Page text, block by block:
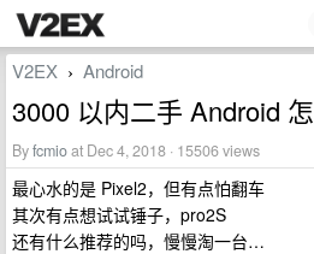
V2EX › Android
3000 以内二手 Android
Byfcmioat Dec 4, 2018 · 15506 views
最心水的是 Pixel2，但有点怕翻车
其次有点想试试锤子，pro2S
还有什么推荐的吗，慢慢淘一台…